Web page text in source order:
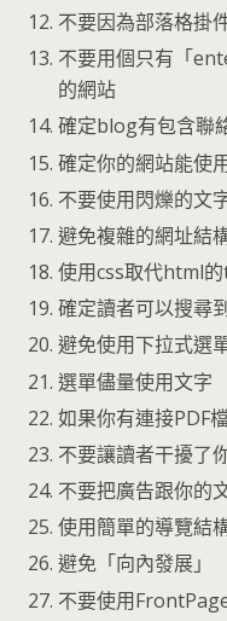
不要因為部落格掛
不要用個只有「
的網站
確定blog有包含聯
確定你的網站能使
不要使用閃爍的文
避免複雜的網址結
使用css取代html
確定讀者可以搜尋
避免使用下拉式選
選單儘量使用文字
如果你有連接PDF
不要讓讀者干擾了
不要把廣告跟你的
使用簡單的導覽結
避免「向內發展」
不要使用